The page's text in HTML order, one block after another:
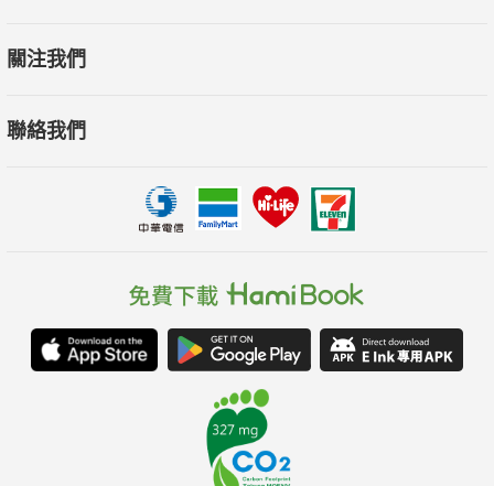
關注我們
聯絡我們